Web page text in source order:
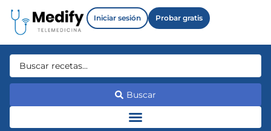
Iniciar sesión Probar gratis
Buscar